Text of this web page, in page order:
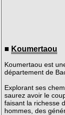
■ Koumertaou
Koumertaou est
département de
Explorant ses
saurez avoir le
faisant la richesse
hommes, des